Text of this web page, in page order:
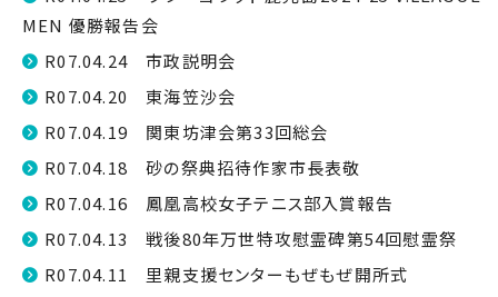
MEN 優勝報告会
R07.04.24 市政説明会
R07.04.20 東海笠沙会
R07.04.19 関東坊津会第33回総会
R07.04.18 砂の祭典招待作家市長表敬
R07.04.16 鳳凰高校女子テニス部入賞報告
R07.04.13 戦後80年万世特攻慰霊碑第54回慰霊祭
R07.04.11 里親支援センターもぜもぜ開所式